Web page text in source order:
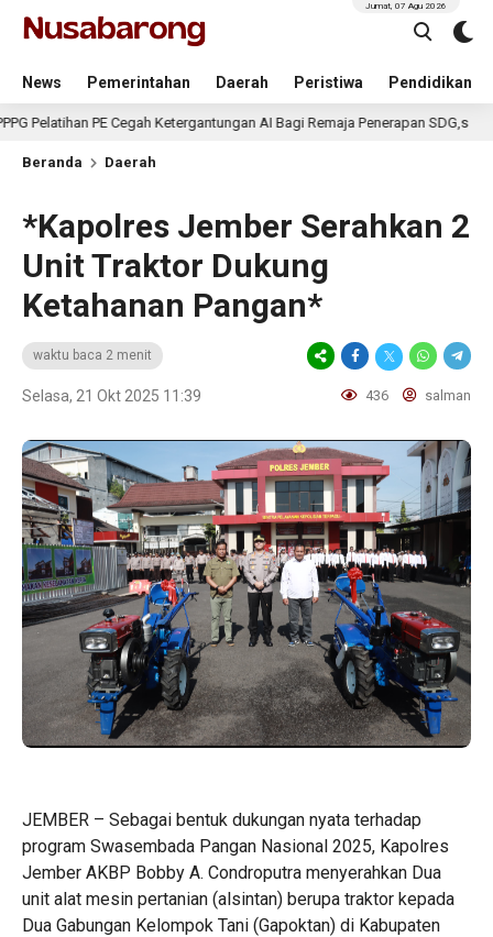
News Pemerintahan Daerah Peristiwa Pendidikan
Jumat, 07 Agu 2026
PE Cegah Ketergantungan AI Bagi Remaja Penerapan SDG,s 3
Beranda Daerah
*Kapolres Jember Serahkan 2
Unit Traktor Dukung
Ketahanan Pangan*
waktu baca 2 menit
Selasa, 21 Okt 2025 11:39 436 salman
JEMBER – Sebagai bentuk dukungan nyata terhadap
program Swasembada Pangan Nasional 2025, Kapolres
Jember AKBP Bobby A. Condroputra menyerahkan Dua
unit alat mesin pertanian (alsintan) berupa traktor kepada
Dua Gabungan Kelompok Tani (Gapoktan) di Kabupaten